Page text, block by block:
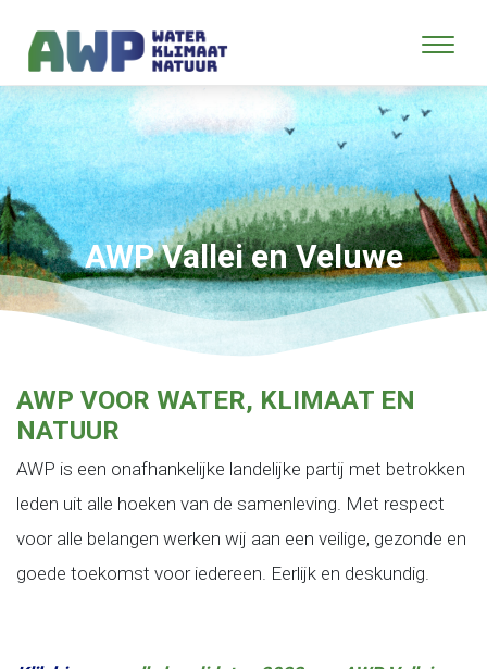
AWP Vallei en Veluwe
AWP VOOR WATER, KLIMAAT EN
NATUUR
AWP is een onafhankelijke landelijke partij met betrokken
leden uit alle hoeken van de samenleving. Met respect
voor alle belangen werken wij aan een veilige, gezonde en
goede toekomst voor iedereen. Eerlijk en deskundig.